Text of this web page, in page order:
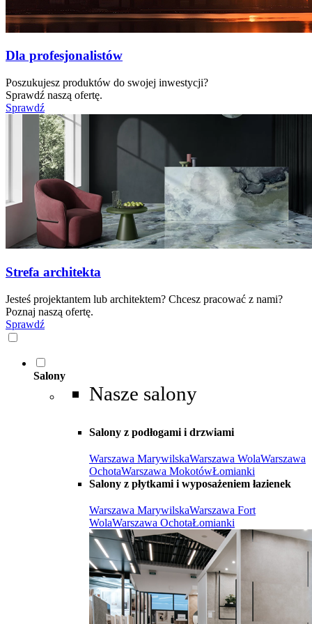
Dla profesjonalistów
Poszukujesz produktów do swojej inwestycji?
Sprawdź naszą ofertę.
Sprawdź
Strefa architekta
Jesteś projektantem lub architektem? Chcesz pracować z nami?
Poznaj naszą ofertę.
Sprawdź
Salony
Nasze salony
Salony z podłogami i drzwiami
Warszawa MarywilskaWarszawa WolaWarszawa
OchotaWarszawa MokotówŁomianki
Salony z płytkami i wyposażeniem łazienek
Warszawa MarywilskaWarszawa Fort
WolaWarszawa OchotaŁomianki